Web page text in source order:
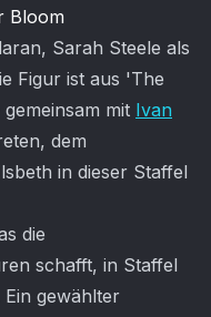
Bloom
Sarah Steele als
Figur ist aus 'The
mit Ivan
dem
in dieser Staffel
die
schafft, in Staffel
gewählter